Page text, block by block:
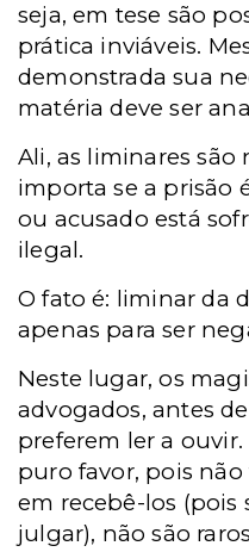
seja, em tese são
prática inviáveis.
demonstrada sua
matéria deve ser
Ali, as liminares são
importa se a prisão
ou acusado está
ilegal.
O fato é: liminar da
apenas para ser
Neste lugar, os
advogados, antes
preferem ler a
puro favor, pois
em recebê-los (pois
julgar), não são